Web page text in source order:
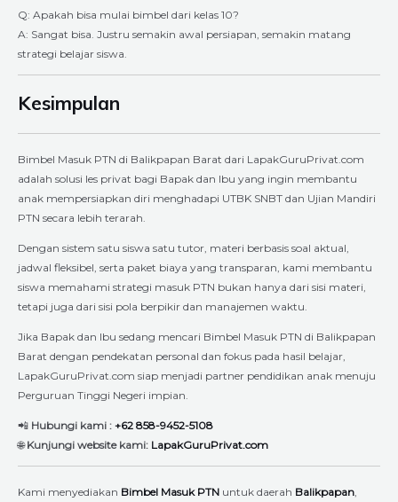
Q: Apakah bisa mulai bimbel dari kelas 10?
A: Sangat bisa. Justru semakin awal persiapan, semakin matang
strategi belajar siswa.
Kesimpulan
Bimbel Masuk PTN di Balikpapan Barat dari LapakGuruPrivat.com
adalah solusi les privat bagi Bapak dan Ibu yang ingin membantu
anak mempersiapkan diri menghadapi UTBK SNBT dan Ujian Mandiri
PTN secara lebih terarah.
Dengan sistem satu siswa satu tutor, materi berbasis soal aktual,
jadwal fleksibel, serta paket biaya yang transparan, kami membantu
siswa memahami strategi masuk PTN bukan hanya dari sisi materi,
tetapi juga dari sisi pola berpikir dan manajemen waktu.
Jika Bapak dan Ibu sedang mencari Bimbel Masuk PTN di Balikpapan
Barat dengan pendekatan personal dan fokus pada hasil belajar,
LapakGuruPrivat.com siap menjadi partner pendidikan anak menuju
Perguruan Tinggi Negeri impian.
📲 Hubungi kami : +62 858-9452-5108
🌐Kunjungi website kami: LapakGuruPrivat.com
Kami menyediakan Bimbel Masuk PTN untuk daerah Balikpapan